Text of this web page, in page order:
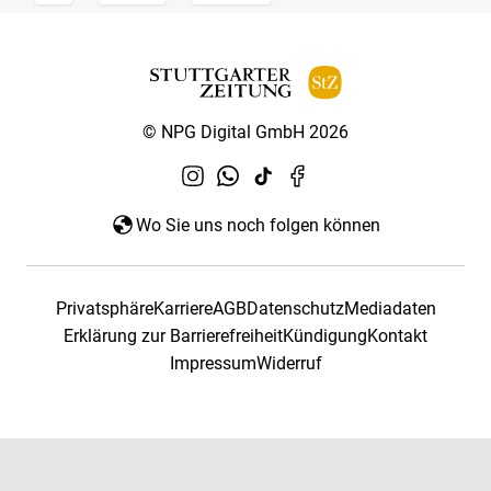
© NPG Digital GmbH 2026
Wo Sie uns noch folgen können
PrivatsphäreKarriereAGBDatenschutzMediadaten
Erklärung zur BarrierefreiheitKündigungKontakt
ImpressumWiderruf